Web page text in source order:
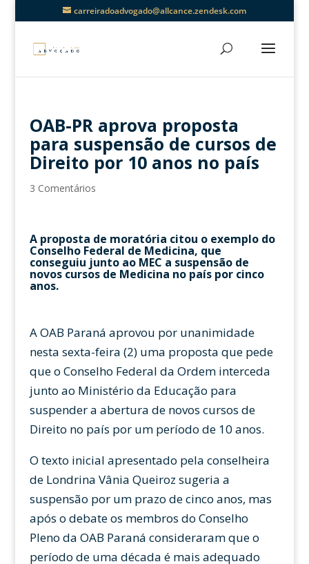
carreiradoadvogado@allcance.zendesk.com
OAB-PR aprova proposta
para suspensão de cursos de
Direito por 10 anos no país
3 Comentários
A proposta de moratória citou o exemplo do
Conselho Federal de Medicina, que
conseguiu junto ao MEC a suspensão de
novos cursos de Medicina no país por cinco
anos.
A OAB Paraná aprovou por unanimidade
nesta sexta-feira (2) uma proposta que pede
que o Conselho Federal da Ordem interceda
junto ao Ministério da Educação para
suspender a abertura de novos cursos de
Direito no país por um período de 10 anos.
O texto inicial apresentado pela conselheira
de Londrina Vânia Queiroz sugeria a
suspensão por um prazo de cinco anos, mas
após o debate os membros do Conselho
Pleno da OAB Paraná consideraram que o
período de uma década é mais adequado